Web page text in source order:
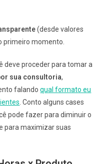
(desde valores
primeiro momento.
deve proceder para tomar a
sua consultoria,
falandoqual formato eu
. Conto alguns cases
pode fazer para diminuir o
para maximizar suas